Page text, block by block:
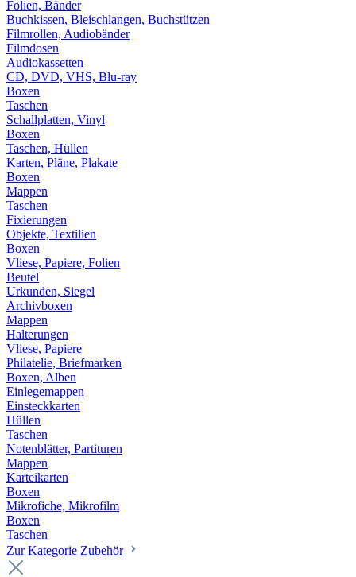
Folien, Bänder
Buchkissen, Bleischlangen, Buchstützen
Filmrollen, Audiobänder
Filmdosen
Audiokassetten
CD, DVD, VHS, Blu-ray
Boxen
Taschen
Schallplatten, Vinyl
Boxen
Taschen, Hüllen
Karten, Pläne, Plakate
Boxen
Mappen
Taschen
Fixierungen
Objekte, Textilien
Boxen
Vliese, Papiere, Folien
Beutel
Urkunden, Siegel
Archivboxen
Mappen
Halterungen
Vliese, Papiere
Philatelie, Briefmarken
Boxen, Alben
Einlegemappen
Einsteckkarten
Hüllen
Taschen
Notenblätter, Partituren
Mappen
Karteikarten
Boxen
Mikrofiche, Mikrofilm
Boxen
Taschen
Zur Kategorie Zubehör